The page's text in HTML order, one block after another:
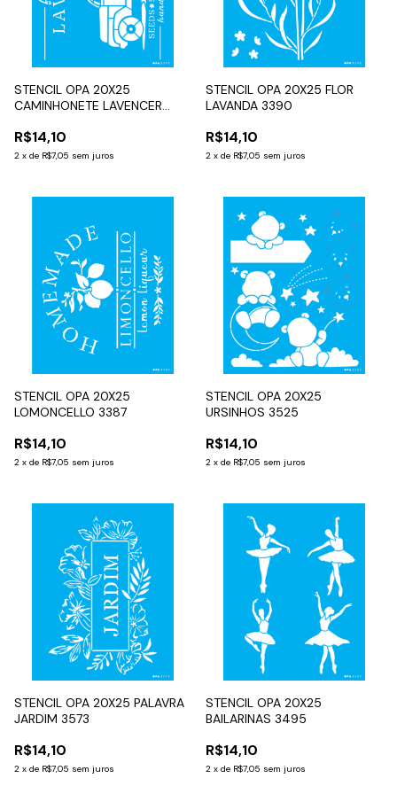
STENCIL OPA 20X25
CAMINHONETE LAVENCER
R$14,10
2 x de R$7,05 sem juros
STENCIL OPA 20X25 FLOR
LAVANDA 3390
R$14,10
2 x de R$7,05 sem juros
STENCIL OPA 20X25
LOMONCELLO 3387
R$14,10
2 x de R$7,05 sem juros
STENCIL OPA 20X25
URSINHOS 3525
R$14,10
2 x de R$7,05 sem juros
STENCIL OPA 20X25 PALAVRA
JARDIM 3573
R$14,10
2 x de R$7,05 sem juros
STENCIL OPA 20X25
BAILARINAS 3495
R$14,10
2 x de R$7,05 sem juros